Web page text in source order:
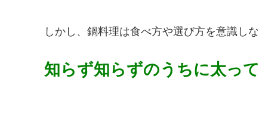
しかし、鍋料理は食べ方や選び方を意識しな
知らず知らずのうちに太っ